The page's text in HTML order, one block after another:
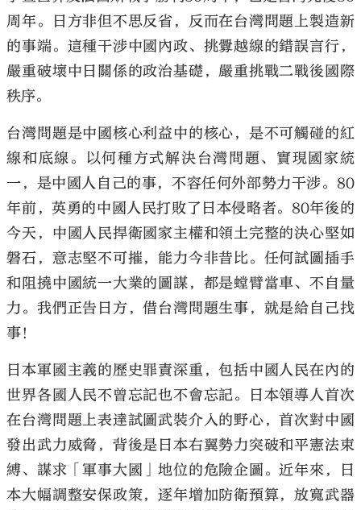
周年。日方非但不思反省，反而在台灣問題上製造新
的事端。這種干涉中國內政、挑釁越線的錯誤言行，
嚴重破壞中日關係的政治基礎，嚴重挑戰二戰後國際
秩序。
台灣問題是中國核心利益中的核心，是不可觸碰的紅
線和底線。以何種方式解決台灣問題、實現國家統
一，是中國人自己的事，不容任何外部勢力干涉。80
年前，英勇的中國人民打敗了日本侵略者。80年後的
今天，中國人民捍衛國家主權和領土完整的決心堅如
磐石，意志堅不可摧，能力今非昔比。任何試圖插手
和阻撓中國統一大業的圖謀，都是螳臂當車、不自量
力。我們正告日方，借台灣問題生事，就是給自己找
事！
日本軍國主義的歷史罪責深重，包括中國人民在內的
世界各國人民不曾忘記也不會忘記。日本領導人首次
在台灣問題上表達試圖武裝介入的野心，首次對中國
發出武力威脅，背後是日本右翼勢力突破和平憲法束
縛、謀求「軍事大國」地位的危險企圖。近年來，日
本大幅調整安保政策，逐年增加防衛預算，放寬武器